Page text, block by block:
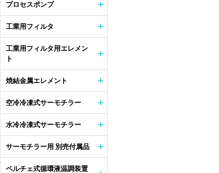
プロセスポンプ
工業用フィルタ
工業用フィルタ用エレメン
ト
焼結金属エレメント
空冷冷凍式サーモチラー
水冷冷凍式サーモチラー
サーモチラー用 別売付属品
ペルチェ式循環液温調装置